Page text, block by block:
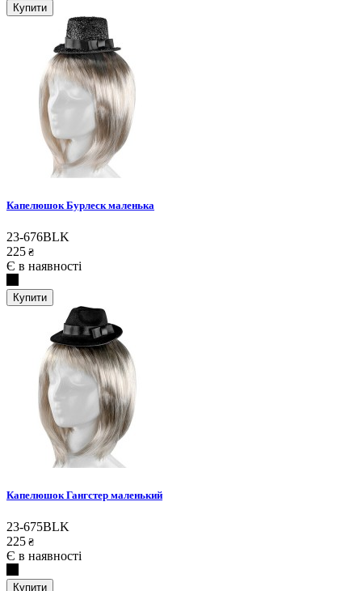
Купити
Капелюшок Бурлеск маленька
23-676BLK
225 ₴
Є в наявності
Купити
Капелюшок Гангстер маленький
23-675BLK
225 ₴
Є в наявності
Купити